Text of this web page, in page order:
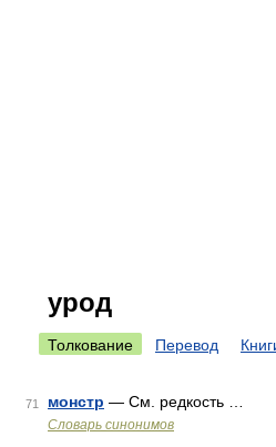
урод
Толкование Перевод
71 монстр — См. редкость …
Словарь синонимов